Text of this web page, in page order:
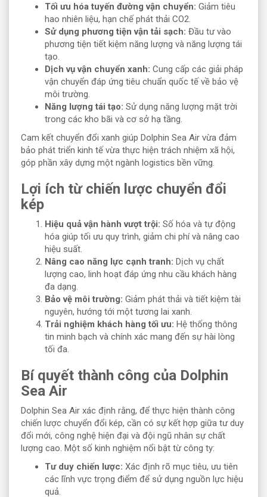
Tối ưu hóa tuyến đường vận chuyển: Giảm tiêu
hao nhiên liệu, hạn chế phát thải CO2.
Sử dụng phương tiện vận tải sạch: Đầu tư vào
phương tiện tiết kiệm năng lượng và năng lượng tái
tạo.
Dịch vụ vận chuyển xanh: Cung cấp các giải pháp
vận chuyển đáp ứng tiêu chuẩn quốc tế về bảo vệ
môi trường.
Năng lượng tái tạo: Sử dụng năng lượng mặt trời
trong các kho bãi và cơ sở hạ tầng.
Cam kết chuyển đổi xanh giúp Dolphin Sea Air vừa đảm
bảo phát triển kinh tế vừa thực hiện trách nhiệm xã hội,
góp phần xây dựng một ngành logistics bền vững.
Lợi ích từ chiến lược chuyển đổi
kép
Hiệu quả vận hành vượt trội: Số hóa và tự động
hóa giúp tối ưu quy trình, giảm chi phí và nâng cao
hiệu suất.
Nâng cao năng lực cạnh tranh: Dịch vụ chất
lượng cao, linh hoạt đáp ứng nhu cầu khách hàng
đa dạng.
Bảo vệ môi trường: Giảm phát thải và tiết kiệm tài
nguyên, hướng tới một tương lai xanh.
Trải nghiệm khách hàng tối ưu: Hệ thống thông
tin minh bạch và chính xác mang đến sự hài lòng
tối đa.
Bí quyết thành công của Dolphin
Sea Air
Dolphin Sea Air xác định rằng, để thực hiện thành công
chiến lược chuyển đổi kép, cần có sự kết hợp giữa tư duy
đổi mới, công nghệ hiện đại và đội ngũ nhân sự chất
lượng cao. Một số kinh nghiệm nổi bật từ công ty:
Tư duy chiến lược: Xác định rõ mục tiêu, ưu tiên
các lĩnh vực trọng điểm để sử dụng nguồn lực hiệu
quả.